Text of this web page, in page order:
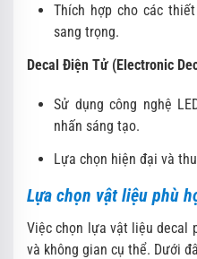
Thích hợp cho các
sang trọng.
Decal Điện Tử (Electronic
Sử dụng công nghệ
nhấn sáng tạo.
Lựa chọn hiện đại và
Lựa chọn vật liệu phù
Việc chọn lựa vật liệu decal
và không gian cụ thể. Dưới